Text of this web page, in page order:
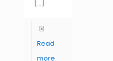
[…]
Read
more